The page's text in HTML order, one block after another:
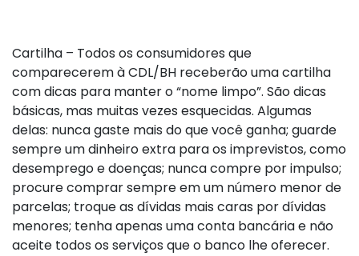
Cartilha – Todos os consumidores que
comparecerem à CDL/BH receberão uma cartilha
com dicas para manter o “nome limpo”. São dicas
básicas, mas muitas vezes esquecidas. Algumas
delas: nunca gaste mais do que você ganha; guarde
sempre um dinheiro extra para os imprevistos, como
desemprego e doenças; nunca compre por impulso;
procure comprar sempre em um número menor de
parcelas; troque as dívidas mais caras por dívidas
menores; tenha apenas uma conta bancária e não
aceite todos os serviços que o banco lhe oferecer.